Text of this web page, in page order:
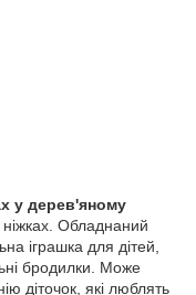
у дерев'яному
Обладнаний
іграшка для дітей,
бродилки. Може
діточок, які люблять